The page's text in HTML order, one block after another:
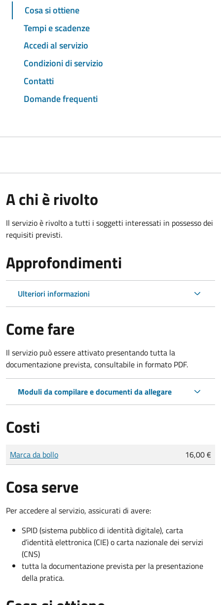
Cosa si ottiene
Tempi e scadenze
Accedi al servizio
Condizioni di servizio
Contatti
Domande frequenti
A chi è rivolto
Il servizio è rivolto a tutti i soggetti interessati in possesso dei
requisiti previsti.
Approfondimenti
Ulteriori informazioni
Come fare
Il servizio può essere attivato presentando tutta la
documentazione prevista, consultabile in formato PDF.
Moduli da compilare e documenti da allegare
Costi
Tipo di pagamento
Importo
Marca da bollo 16,00 €
Cosa serve
Per accedere al servizio, assicurati di avere:
SPID (sistema pubblico di identità digitale), carta
d’identità elettronica (CIE) o carta nazionale dei servizi
(CNS)
tutta la documentazione prevista per la presentazione
della pratica.